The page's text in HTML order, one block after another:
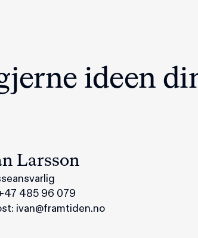
ideen
Larsson
485 96 079
ivan@framtiden.no